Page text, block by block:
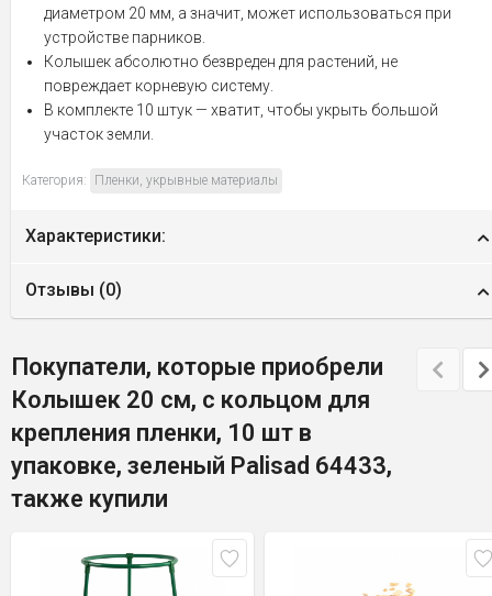
диаметром 20 мм, а значит, может использоваться при
устройстве парников.
Колышек абсолютно безвреден для растений, не
повреждает корневую систему.
В комплекте 10 штук — хватит, чтобы укрыть большой
участок земли.
Категория: Пленки, укрывные материалы
Характеристики:
Отзывы (0)
Покупатели, которые приобрели
Колышек 20 см, с кольцом для
крепления пленки, 10 шт в
упаковке, зеленый Palisad 64433,
также купили